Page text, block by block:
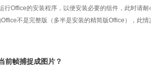
行Office的安装程序，以便安装必要的组件，此时请
不是完整版（多半是安装的精简版Office），此
前帧捕捉成图片？